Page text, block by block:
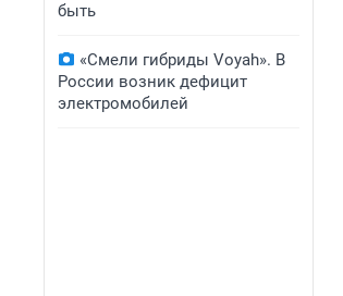
быть
«Смели гибриды Voyah». В
России возник дефицит
электромобилей